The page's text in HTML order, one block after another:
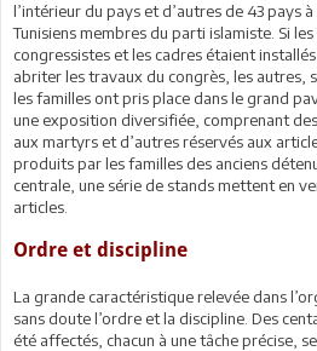
l’intérieur du pays et d’autres de 43 pays
Tunisiens membres du parti islamiste. Si
congressistes et les cadres étaient
abriter les travaux du congrès, les autres,
les familles ont pris place dans le grand
une exposition diversifiée, comprenant
aux martyrs et d’autres réservés aux
produits par les familles des anciens
centrale, une série de stands mettent en
articles.
Ordre et discipline
La grande caractéristique relevée dans
sans doute l’ordre et la discipline. Des
été affectés, chacun à une tâche précise,